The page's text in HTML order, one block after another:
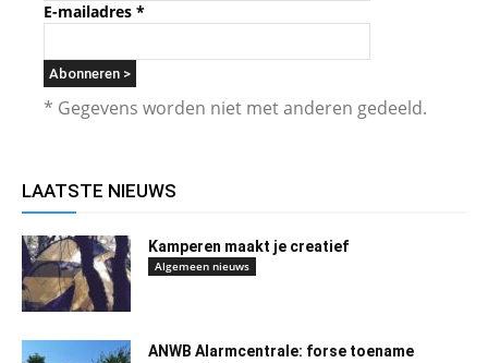
E-mailadres *
* Gegevens worden niet met anderen gedeeld.
LAATSTE NIEUWS
Kamperen maakt je creatief
Algemeen nieuws
ANWB Alarmcentrale: forse toename